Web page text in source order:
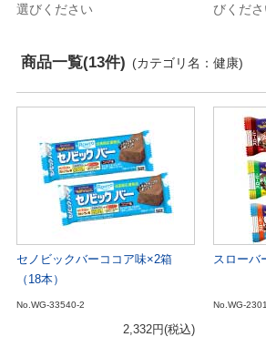
選びください
びくださ
商品一覧(13件) (カテゴリ名：健康)
セノビックバーココア味×2箱
（18本）
No.WG-33540-2
2,332円(税込)
スローバ
No.WG-2301